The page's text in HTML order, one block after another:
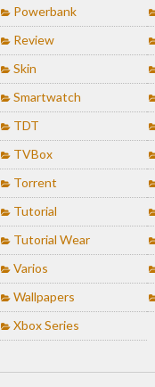
Powerbank
Review
Skin
Smartwatch
TDT
TVBox
Torrent
Tutorial
Tutorial Wear
Varios
Wallpapers
Xbox Series